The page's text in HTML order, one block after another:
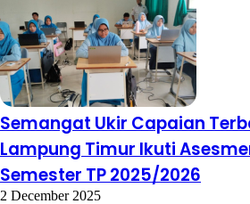
Semangat Ukir Capaian
Lampung Timur Ikuti
Semester TP 2025/2026
2 December 2025